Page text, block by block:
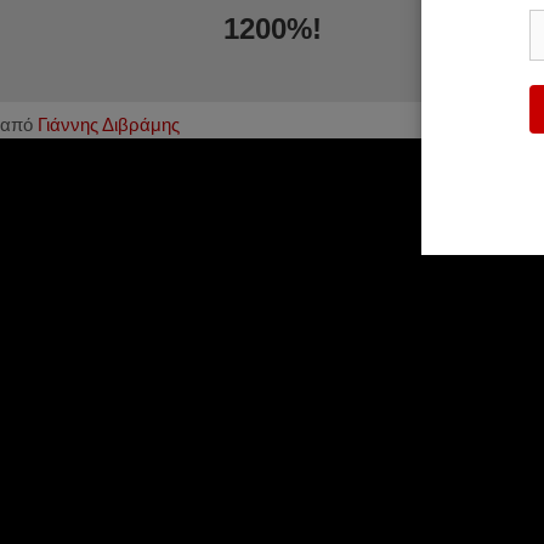
1200%!
από Γιάννης Διβράμης